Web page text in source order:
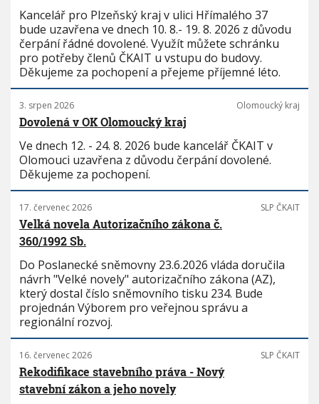
Kancelář pro Plzeňský kraj v ulici Hřímalého 37
bude uzavřena ve dnech 10. 8.- 19. 8. 2026 z důvodu
čerpání řádné dovolené. Využít můžete schránku
pro potřeby členů ČKAIT u vstupu do budovy.
Děkujeme za pochopení a přejeme příjemné léto.
3. srpen 2026 Olomoucký kraj
Dovolená v OK Olomoucký kraj
Ve dnech 12. - 24. 8. 2026 bude kancelář ČKAIT v
Olomouci uzavřena z důvodu čerpání dovolené.
Děkujeme za pochopení.
17. červenec 2026 SLP ČKAIT
Velká novela Autorizačního zákona č.
360/1992 Sb.
Do Poslanecké sněmovny 23.6.2026 vláda doručila
návrh "Velké novely" autorizačního zákona (AZ),
který dostal číslo sněmovního tisku 234. Bude
projednán Výborem pro veřejnou správu a
regionální rozvoj.
16. červenec 2026 SLP ČKAIT
Rekodifikace stavebního práva - Nový
stavební zákon a jeho novely